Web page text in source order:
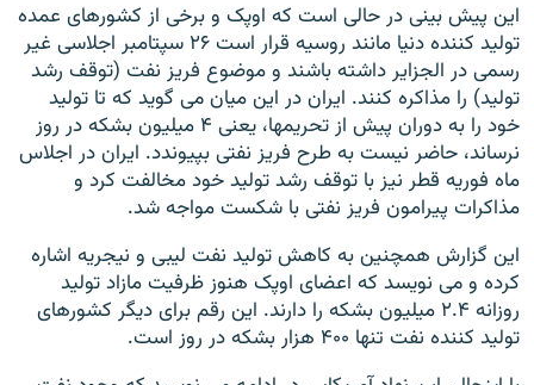
این پیش بینی در حالی است که اوپک و برخی از کشورهای عمده
تولید کننده دنیا مانند روسیه قرار است ۲۶ سپتامبر اجلاسی غیر
رسمی در الجزایر داشته باشند و موضوع فریز نفت (توقف رشد
تولید) را مذاکره کنند. ایران در این میان می گوید که تا تولید
خود را به دوران پیش از تحریمها، یعنی ۴ میلیون بشکه در روز
نرساند، حاضر نیست به طرح فریز نفتی بپیوندد. ایران در اجلاس
ماه فوریه قطر نیز با توقف رشد تولید خود مخالفت کرد و
مذاکرات پیرامون فریز نفتی با شکست مواجه شد.
این گزارش همچنین به کاهش تولید نفت لیبی و نیجریه اشاره
کرده و می نویسد که اعضای اوپک هنوز ظرفیت مازاد تولید
روزانه ۲.۴ میلیون بشکه را دارند. این رقم برای دیگر کشورهای
تولید کننده نفت تنها ۴۰۰ هزار بشکه در روز است.